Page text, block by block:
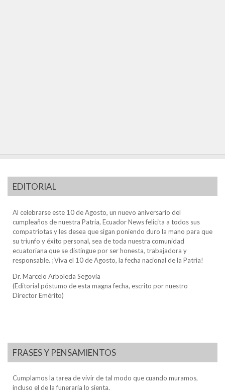
EDITORIAL
Al celebrarse este 10 de Agosto, un nuevo aniversario del
cumpleaños de nuestra Patria, Ecuador News felicita a todos sus
compatriotas y les desea que sigan poniendo duro la mano para que
su triunfo y éxito personal, sea de toda nuestra comunidad
ecuatoriana que se distingue por ser honesta, trabajadora y
responsable. ¡Viva el 10 de Agosto, la fecha nacional de la Patria!
Dr. Marcelo Arboleda Segovia
(Editorial póstumo de esta magna fecha, escrito por nuestro
Director Emérito)
FRASES Y PENSAMIENTOS
Cumplamos la tarea de vivir de tal modo que cuando muramos,
incluso el de la funeraria lo sienta.